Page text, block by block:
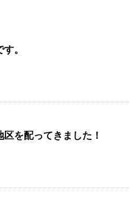
。
区を配ってきました！